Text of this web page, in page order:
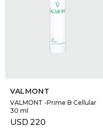
VALMONT
VALMONT -Prime B Cellular
30 ml
USD 220